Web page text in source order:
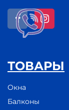
ТОВАРЫ
Окна
Балконы